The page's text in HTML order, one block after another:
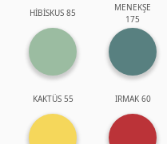
HİBİSKUS 85
MENEKŞE
175
KAKTÜS 55 IRMAK 60